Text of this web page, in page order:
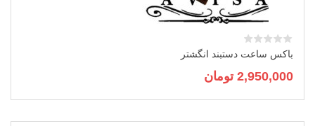
باکس ساعت دستبند انگشتر
2,950,000 تومان